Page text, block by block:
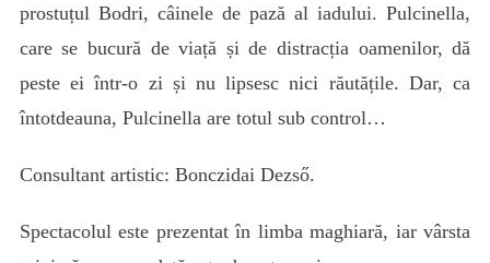
prostuțul Bodri, câinele de pază al iadului. Pulcinella,
care se bucură de viață și de distracția oamenilor, dă
peste ei într-o zi și nu lipsesc nici răutățile. Dar, ca
întotdeauna, Pulcinella are totul sub control…
Consultant artistic: Bonczidai Dezső.
Spectacolul este prezentat în limba maghiară, iar vârsta